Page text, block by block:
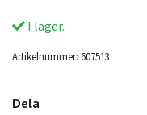
I lager.
Artikelnummer: 607513
Dela